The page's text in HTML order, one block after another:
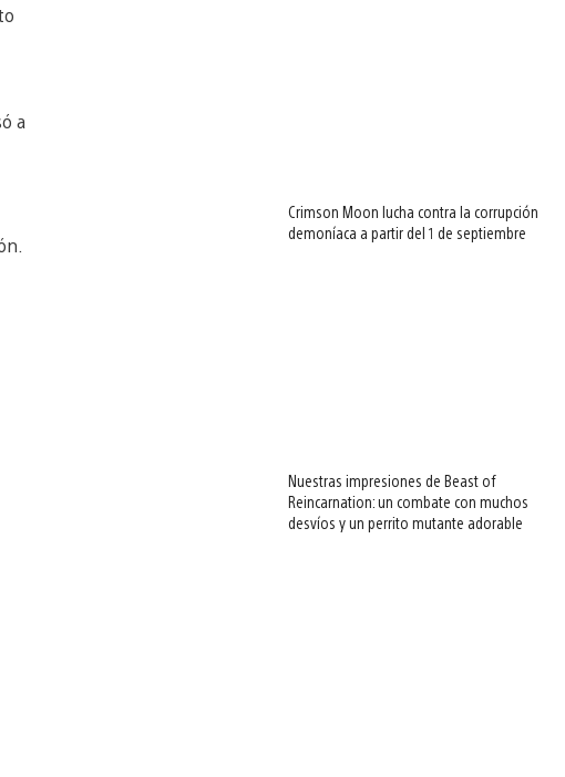
a
Crimson Moon lucha contra la corrupción
demoníaca a partir del 1 de septiembre
Nuestras impresiones de Beast of
Reincarnation: un combate con muchos
desvíos y un perrito mutante adorable